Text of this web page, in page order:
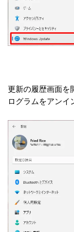
更新の履歴画面を
ログラムをアンイ